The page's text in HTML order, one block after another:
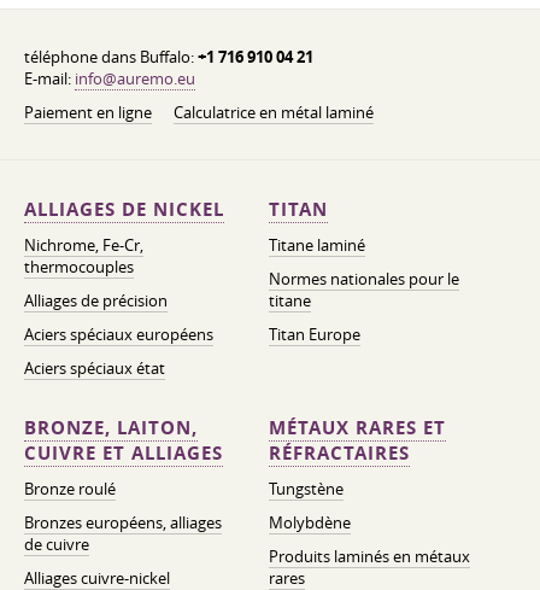
téléphone dans Buffalo:+1 716 910 04 21
E-mail: info@auremo.eu
Paiement en ligne
Calculatrice en métal laminé
ALLIAGES DE NICKEL
Nichrome, Fe-Cr,
thermocouples
Alliages de précision
Aciers spéciaux européens
Aciers spéciaux état
TITAN
Titane laminé
Normes nationales pour le
titane
Titan Europe
BRONZE, LAITON,
CUIVRE ET ALLIAGES
Bronze roulé
Bronzes européens, alliages
de cuivre
Alliages cuivre-nickel
MÉTAUX RARES ET
RÉFRACTAIRES
Tungstène
Molybdène
Produits laminés en métaux
rares